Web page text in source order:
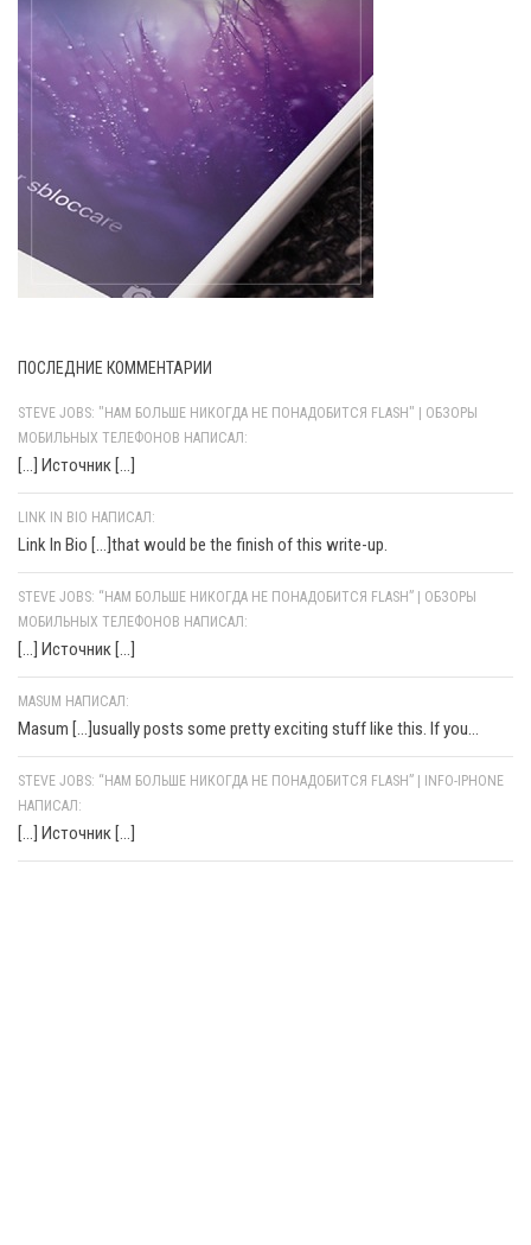
ПОСЛЕДНИЕ КОММЕНТАРИИ
STEVE JOBS: "НАМ БОЛЬШЕ НИКОГДА НЕ ПОНАДОБИТСЯ FLASH" | ОБЗОРЫ
МОБИЛЬНЫХ ТЕЛЕФОНОВ НАПИСАЛ:
[…] Источник […]
LINK IN BIO НАПИСАЛ:
Link In Bio [...]that would be the finish of this write-up.
STEVE JOBS: “НАМ БОЛЬШЕ НИКОГДА НЕ ПОНАДОБИТСЯ FLASH” | ОБЗОРЫ
МОБИЛЬНЫХ ТЕЛЕФОНОВ НАПИСАЛ:
[…] Источник […]
MASUM НАПИСАЛ:
Masum [...]usually posts some pretty exciting stuff like this. If you...
STEVE JOBS: “НАМ БОЛЬШЕ НИКОГДА НЕ ПОНАДОБИТСЯ FLASH” | INFO-IPHONE
НАПИСАЛ:
[…] Источник […]